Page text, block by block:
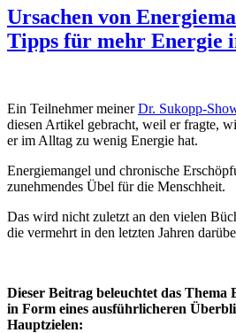
Ursachen von
Tipps für mehr Energie
Ein Teilnehmer meinerDr. Sukopp-
diesen Artikel gebracht, weil er fragte,
er im Alltag zu wenig Energie hat.
Energiemangel und chronische
zunehmendes Übel für die Menschheit.
Das wird nicht zuletzt an den vielen
die vermehrt in den letzten Jahren
Dieser Beitrag beleuchtet das Thema
in Form eines ausführlicheren
Hauptzielen: